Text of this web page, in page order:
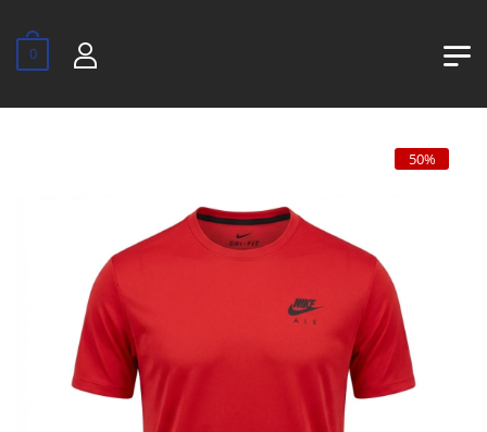
0
50%